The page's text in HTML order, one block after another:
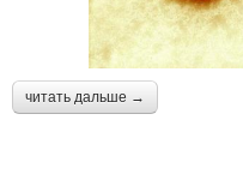
читать дальше →